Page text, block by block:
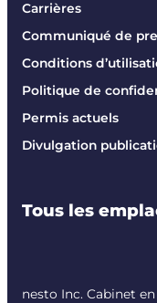
Carrières
Communiqué de
Conditions
Politique de
Permis actuels
Divulgation
Tous les
nesto Inc. Cabinet